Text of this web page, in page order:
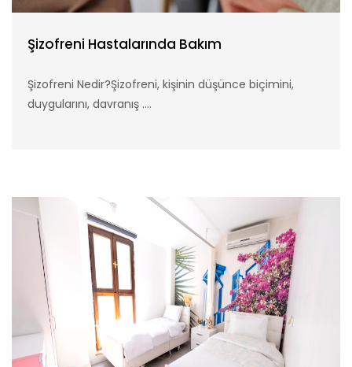
Şizofreni Hastalarında Bakım
Şizofreni Nedir?Şizofreni, kişinin düşünce biçimini,
duygularını, davranış ....